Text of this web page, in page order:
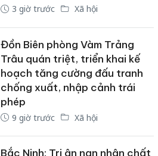
3 giờ trước Xã hội
Đồn Biên phòng Vàm Trảng
Trâu quán triệt, triển khai kế
hoạch tăng cường đấu tranh
chống xuất, nhập cảnh trái
phép
9 giờ trước Xã hội
Bắc Ninh: Tri ân nạn nhân chất